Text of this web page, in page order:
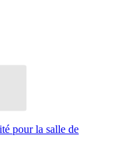
pour la salle de